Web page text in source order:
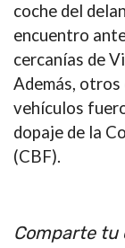
coche del
encuentro
cercanías de
Además, otros
vehículos
dopaje de la
(CBF).
Comparte tu